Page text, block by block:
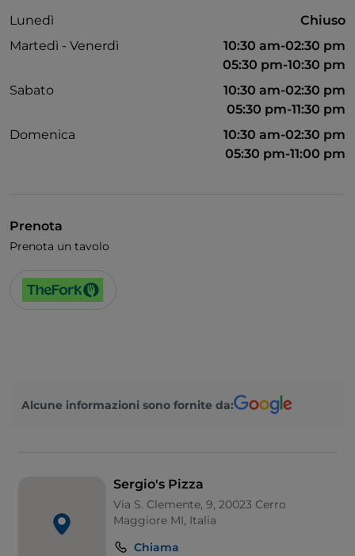
Lunedì
Chiuso
Martedì - Venerdì
10:30 am-02:30 pm
05:30 pm-10:30 pm
Sabato
10:30 am-02:30 pm
05:30 pm-11:30 pm
Domenica
10:30 am-02:30 pm
05:30 pm-11:00 pm
Prenota
Prenota un tavolo
Alcune informazioni sono fornite da:
Sergio's Pizza
Via S. Clemente, 9, 20023 Cerro
Maggiore MI, Italia
Chiama